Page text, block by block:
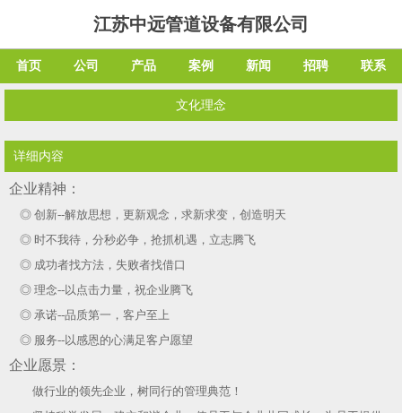
江苏中远管道设备有限公司
首页 公司 产品 案例 新闻 招聘 联系
文化理念
详细内容
企业精神：
◎ 创新--解放思想，更新观念，求新求变，创造明天
◎ 时不我待，分秒必争，抢抓机遇，立志腾飞
◎ 成功者找方法，失败者找借口
◎ 理念--以点击力量，祝企业腾飞
◎ 承诺--品质第一，客户至上
◎ 服务--以感恩的心满足客户愿望
企业愿景：
做行业的领先企业，树同行的管理典范！